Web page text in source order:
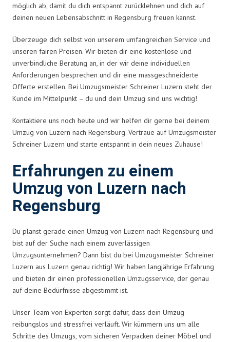
möglich ab, damit du dich entspannt zurücklehnen und dich auf
deinen neuen Lebensabschnitt in Regensburg freuen kannst.
Überzeuge dich selbst von unserem umfangreichen Service und
unseren fairen Preisen. Wir bieten dir eine kostenlose und
unverbindliche Beratung an, in der wir deine individuellen
Anforderungen besprechen und dir eine massgeschneiderte
Offerte erstellen. Bei Umzugsmeister Schreiner Luzern steht der
Kunde im Mittelpunkt – du und dein Umzug sind uns wichtig!
Kontaktiere uns noch heute und wir helfen dir gerne bei deinem
Umzug von Luzern nach Regensburg. Vertraue auf Umzugsmeister
Schreiner Luzern und starte entspannt in dein neues Zuhause!
Erfahrungen zu einem
Umzug von Luzern nach
Regensburg
Du planst gerade einen Umzug von Luzern nach Regensburg und
bist auf der Suche nach einem zuverlässigen
Umzugsunternehmen? Dann bist du bei Umzugsmeister Schreiner
Luzern aus Luzern genau richtig! Wir haben langjährige Erfahrung
und bieten dir einen professionellen Umzugsservice, der genau
auf deine Bedürfnisse abgestimmt ist.
Unser Team von Experten sorgt dafür, dass dein Umzug
reibungslos und stressfrei verläuft. Wir kümmern uns um alle
Schritte des Umzugs, vom sicheren Verpacken deiner Möbel und